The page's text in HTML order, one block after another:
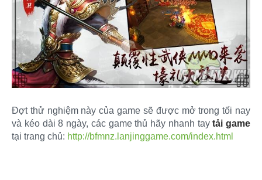
Đợt thử nghiệm này của game sẽ được mở trong tối nay
và kéo dài 8 ngày, các game thủ hãy nhanh taytải game
tại trang chủ: http://bfmnz.lanjinggame.com/index.html